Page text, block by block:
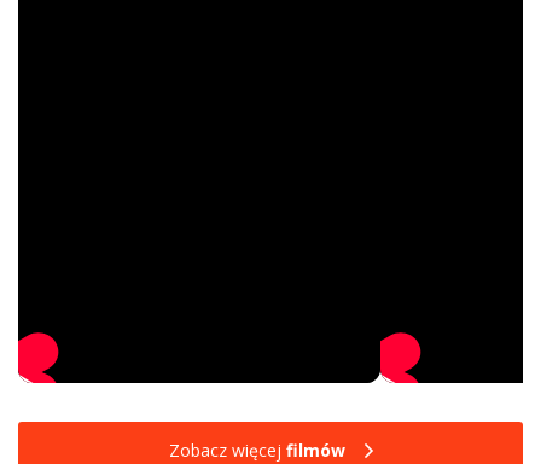
Zobacz więcej filmów